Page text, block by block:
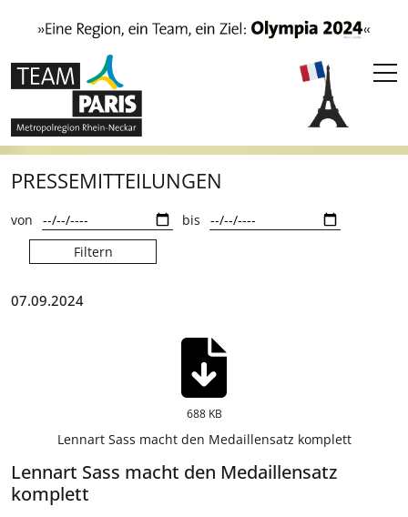
PRESSEMITTEILUNGEN
von
bis
Filtern
07.09.2024
688 KB
Lennart Sass macht den Medaillensatz komplett
Lennart Sass macht den Medaillensatz
komplett